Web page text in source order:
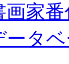
画家
ータ